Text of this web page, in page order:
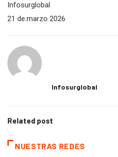
Infosurglobal
21 de.marzo 2026
Infosurglobal
Related post
NUESTRAS REDES